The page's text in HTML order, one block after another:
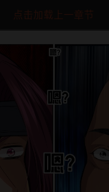
点击加载上一章节